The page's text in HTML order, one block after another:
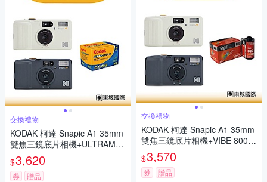
交換禮物
KODAK 柯達 Snapic A1 35mm
雙焦三鏡底片相機+ULTRAMA
X 400底片組
$3,620
券 贈品
交換禮物
KODAK 柯達 Snapic A1 35mm
雙焦三鏡底片相機+VIBE 800底
片組
$3,570
券 贈品